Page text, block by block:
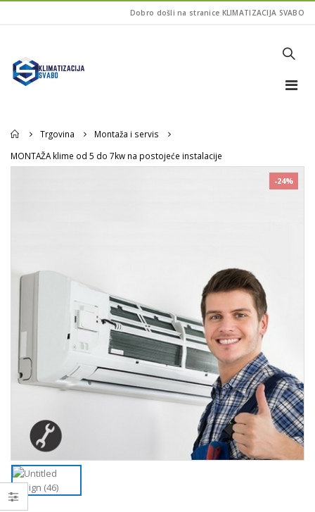
Dobro došli na stranice KLIMATIZACIJA SVABO
Home
Trgovina
Montaža i servis
MONTAŽA klime od 5 do 7kw na postojeće instalacije
-24%